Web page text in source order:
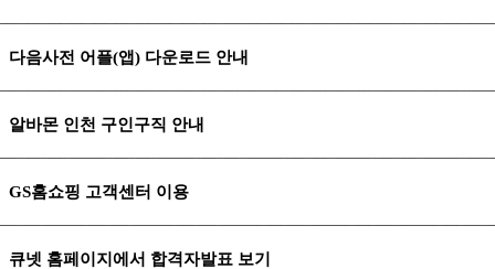
다음사전 어플(앱) 다운로드 안내
알바몬 인천 구인구직 안내
GS홈쇼핑 고객센터 이용
큐넷 홈페이지에서 합격자발표 보기